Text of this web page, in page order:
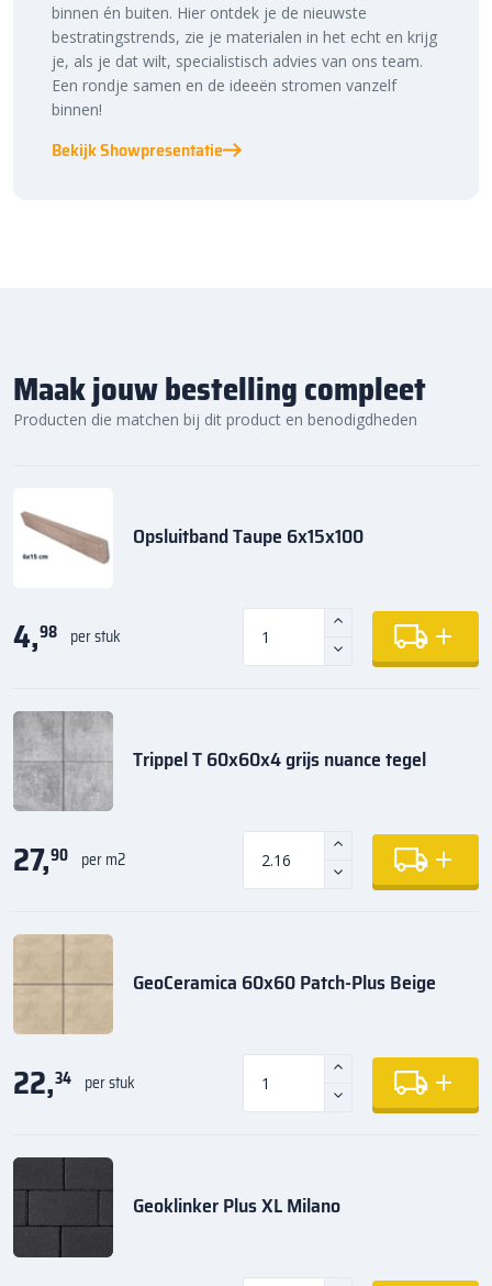
binnen én buiten. Hier ontdek je de nieuwste
bestratingstrends, zie je materialen in het echt en krijg
je, als je dat wilt, specialistisch advies van ons team.
Een rondje samen en de ideeën stromen vanzelf
binnen!
Bekijk Showpresentatie
Maak jouw bestelling compleet
Producten die matchen bij dit product en benodigdheden
Opsluitband Taupe 6x15x100
4,98 per stuk
Trippel T 60x60x4 grijs nuance tegel
27,90 per m2
GeoCeramica 60x60 Patch-Plus Beige
22,34 per stuk
Geoklinker Plus XL Milano